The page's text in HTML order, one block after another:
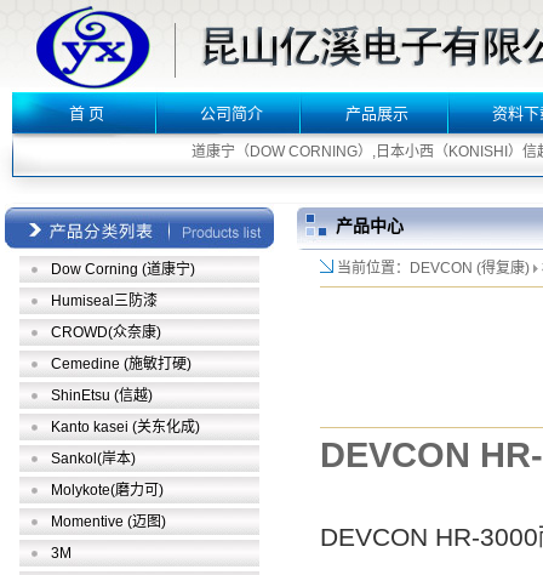
首 页 公司简介 产品展示 资料下
道康宁（DOW CORNING）,日本小西（KONISHI）
Dow Corning (道康宁)
Humiseal三防漆
CROWD(众奈康)
Cemedine (施敏打硬)
ShinEtsu (信越)
Kanto kasei (关东化成)
Sankol(岸本)
Molykote(磨力可)
Momentive (迈图)
3M
产品中心
当前位置：DEVCON (得复康)
DEVCON
DEVCON HR-